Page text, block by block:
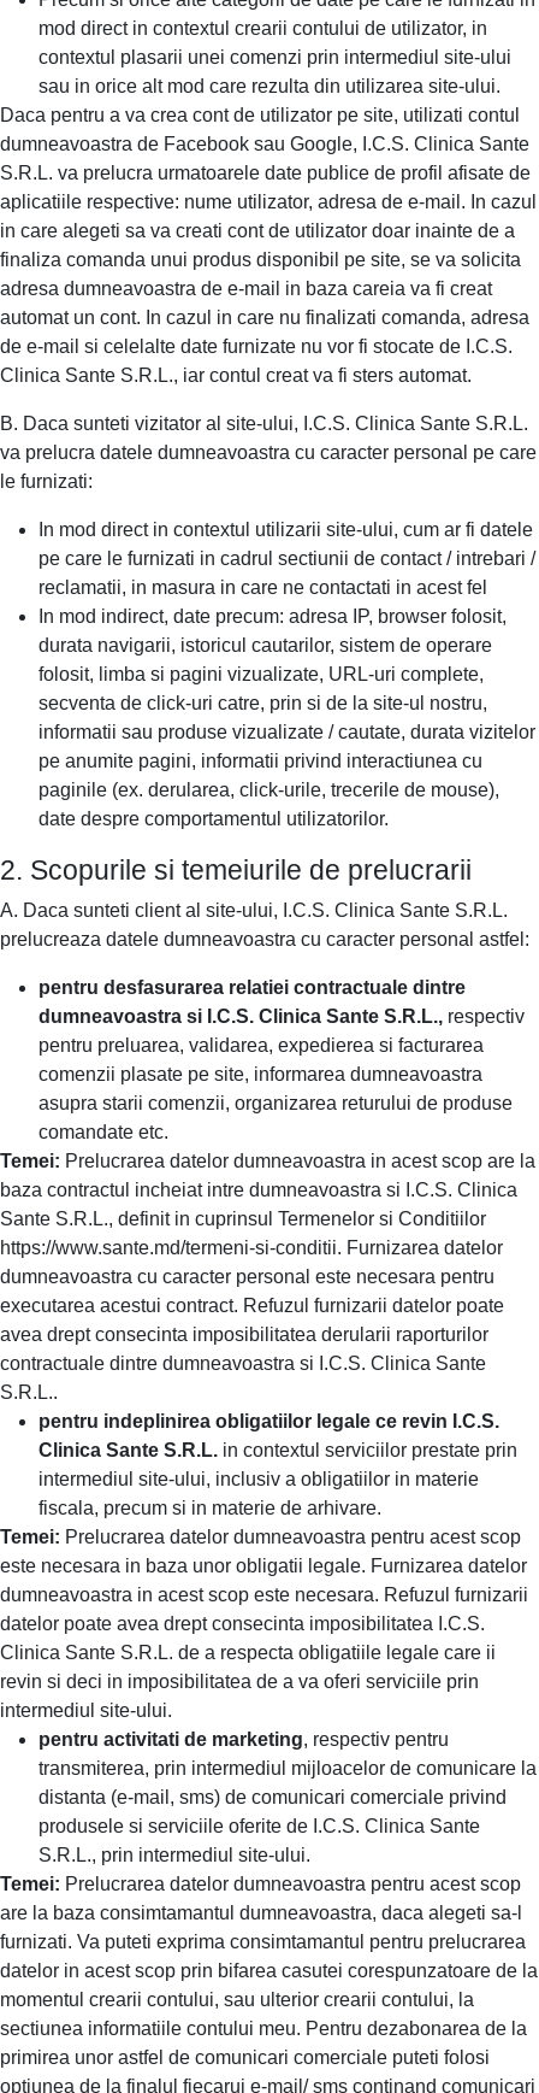
mod direct in contextul crearii contului de utilizator, in
contextul plasarii unei comenzi prin intermediul site-ului
sau in orice alt mod care rezulta din utilizarea site-ului.
Daca pentru a va crea cont de utilizator pe site, utilizati contul
dumneavoastra de Facebook sau Google, I.C.S. Clinica Sante
S.R.L. va prelucra urmatoarele date publice de profil afisate de
aplicatiile respective: nume utilizator, adresa de e-mail. In cazul
in care alegeti sa va creati cont de utilizator doar inainte de a
finaliza comanda unui produs disponibil pe site, se va solicita
adresa dumneavoastra de e-mail in baza careia va fi creat
automat un cont. In cazul in care nu finalizati comanda, adresa
de e-mail si celelalte date furnizate nu vor fi stocate de I.C.S.
Clinica Sante S.R.L., iar contul creat va fi sters automat.
B. Daca sunteti vizitator al site-ului, I.C.S. Clinica Sante S.R.L.
va prelucra datele dumneavoastra cu caracter personal pe care
le furnizati:
In mod direct in contextul utilizarii site-ului, cum ar fi datele
pe care le furnizati in cadrul sectiunii de contact / intrebari /
reclamatii, in masura in care ne contactati in acest fel
In mod indirect, date precum: adresa IP, browser folosit,
durata navigarii, istoricul cautarilor, sistem de operare
folosit, limba si pagini vizualizate, URL-uri complete,
secventa de click-uri catre, prin si de la site-ul nostru,
informatii sau produse vizualizate / cautate, durata vizitelor
pe anumite pagini, informatii privind interactiunea cu
paginile (ex. derularea, click-urile, trecerile de mouse),
date despre comportamentul utilizatorilor.
2. Scopurile si temeiurile de prelucrarii
A. Daca sunteti client al site-ului, I.C.S. Clinica Sante S.R.L.
prelucreaza datele dumneavoastra cu caracter personal astfel:
pentru desfasurarea relatiei contractuale dintre
dumneavoastra si I.C.S. Clinica Sante S.R.L., respectiv
pentru preluarea, validarea, expedierea si facturarea
comenzii plasate pe site, informarea dumneavoastra
asupra starii comenzii, organizarea returului de produse
comandate etc.
Temei: Prelucrarea datelor dumneavoastra in acest scop are la
baza contractul incheiat intre dumneavoastra si I.C.S. Clinica
Sante S.R.L., definit in cuprinsul Termenelor si Conditiilor
https://www.sante.md/termeni-si-conditii. Furnizarea datelor
dumneavoastra cu caracter personal este necesara pentru
executarea acestui contract. Refuzul furnizarii datelor poate
avea drept consecinta imposibilitatea derularii raporturilor
contractuale dintre dumneavoastra si I.C.S. Clinica Sante
S.R.L..
pentru indeplinirea obligatiilor legale ce revin I.C.S.
Clinica Sante S.R.L. in contextul serviciilor prestate prin
intermediul site-ului, inclusiv a obligatiilor in materie
fiscala, precum si in materie de arhivare.
Temei: Prelucrarea datelor dumneavoastra pentru acest scop
este necesara in baza unor obligatii legale. Furnizarea datelor
dumneavoastra in acest scop este necesara. Refuzul furnizarii
datelor poate avea drept consecinta imposibilitatea I.C.S.
Clinica Sante S.R.L. de a respecta obligatiile legale care ii
revin si deci in imposibilitatea de a va oferi serviciile prin
intermediul site-ului.
pentru activitati de marketing, respectiv pentru
transmiterea, prin intermediul mijloacelor de comunicare la
distanta (e-mail, sms) de comunicari comerciale privind
produsele si serviciile oferite de I.C.S. Clinica Sante
S.R.L., prin intermediul site-ului.
Temei: Prelucrarea datelor dumneavoastra pentru acest scop
are la baza consimtamantul dumneavoastra, daca alegeti sa-l
furnizati. Va puteti exprima consimtamantul pentru prelucrarea
datelor in acest scop prin bifarea casutei corespunzatoare de la
momentul crearii contului, sau ulterior crearii contului, la
sectiunea informatiile contului meu. Pentru dezabonarea de la
primirea unor astfel de comunicari comerciale puteti folosi
optiunea de la finalul fiecarui e-mail/ sms continand comunicari